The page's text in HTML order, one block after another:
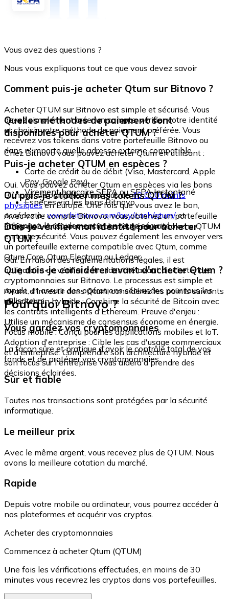
Vous avez des questions ?
Nous vous expliquons tout ce que vous devez savoir
Comment puis-je acheter Qtum sur Bitnovo ?
Acheter QTUM sur Bitnovo est simple et sécurisé. Vous
devez simplement créer un compte, vérifier votre identité
et choisir votre méthode de paiement préférée. Vous
recevrez vos tokens dans votre portefeuille Bitnovo ou
dans n'importe quelle adresse externe compatible.
Quelles méthodes de paiement sont
disponibles pour acheter QTUM ?
Chez Bitnovo vous pouvez acheter Qtum en utilisant :
Carte de crédit ou de débit (Visa, Mastercard, Apple
Pay, Google Pay)
Virement bancaire SEPA ou SEPA Instantané
Espèces via les bons Bitnovo
Puis-je acheter QTUM en espèces ?
Oui. Vous pouvez acheter Qtum en espèces via les bons
Bitnovo, disponibles dans plus de40 000 points
physiquesen Europe. Une fois que vous avez le bon,
accédez à : www.bitnovo.com/buy/cash/qtum/et
échangez-le rapidement et en toute sécurité.
Où puis-je stocker mes tokens QTUM ?
Avec votre compte Bitnovo, vous obtenez un portefeuille
intégré où vous pouvez stocker et gérer vos tokens QTUM
en toute sécurité. Vous pouvez également les envoyer vers
un portefeuille externe compatible avec Qtum, comme
Qtum Core, Qtum Electrum ou Ledger.
Dois-je vérifier mon identité pour acheter
QTUM ?
Oui. En raison des réglementations légales, il est
obligatoire de vérifier votre identité avant d'acheter des
cryptomonnaies sur Bitnovo. Le processus est simple et
rapide, et assure des opérations sécurisées pour tous les
utilisateurs.
Que dois-je considérer avant d'acheter Qtum ?
Avant d'investir dans Qtum, considérez les points suivants
: Blockchain hybride : Combine la sécurité de Bitcoin avec
les contrats intelligents d'Ethereum. Preuve d'enjeu :
Utilise un mécanisme de consensus économe en énergie.
Focus mobile : Conçu pour les applications mobiles et IoT.
Adoption d'entreprise : Cible les cas d'usage commerciaux
et d'entreprise. Comprendre son architecture hybride et
son focus sur l'entreprise vous aidera à prendre des
décisions éclairées.
Pourquoi Bitnovo ?
Vous gardez vos cryptomonnaies
La façon sûre et pratique d'avoir le contrôle total de vos
fonds et de protéger vos cryptomonnaies.
Sûr et fiable
Toutes nos transactions sont protégées par la sécurité
informatique.
Le meilleur prix
Avec le même argent, vous recevez plus de QTUM. Nous
avons la meilleure cotation du marché.
Rapide
Depuis votre mobile ou ordinateur, vous pourrez accéder à
nos plateformes et acquérir vos cryptos.
Acheter des cryptomonnaies
Commencez à acheter Qtum (QTUM)
Une fois les vérifications effectuées, en moins de 30
minutes vous recevrez les cryptos dans vos portefeuilles.